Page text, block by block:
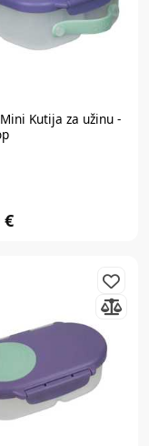
Mini Kutija za užinu -
€